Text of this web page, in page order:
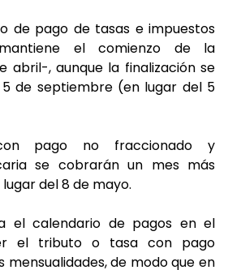
de pago de tasas e impuestos
el comienzo de la
abril-, aunque la finalización se
de septiembre (en lugar del 5
pago no fraccionado y
se cobrarán un mes más
del 8 de mayo.
el calendario de pagos en el
el tributo o tasa con pago
de modo que en